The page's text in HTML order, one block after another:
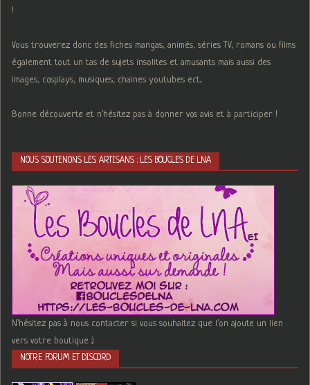
!
Vous trouverez donc des fiches mangas, animés, séries TV, romans ou films
également tout un tas de sujets insolites et amusants mais aussi des
images, cosplays, musiques, chaines youtubes ect...
Bonne découverte et n'hésitez pas à donner vos avis et à participer !
NOUS SOUTENONS LES ARTISANS : LES BOUCLES DE LNA
N'hésitez pas à nous contacter si vous souhaitez que l'on ajoute un lien
vers votre boutique :)
NOTRE FORUM ET DISCORD